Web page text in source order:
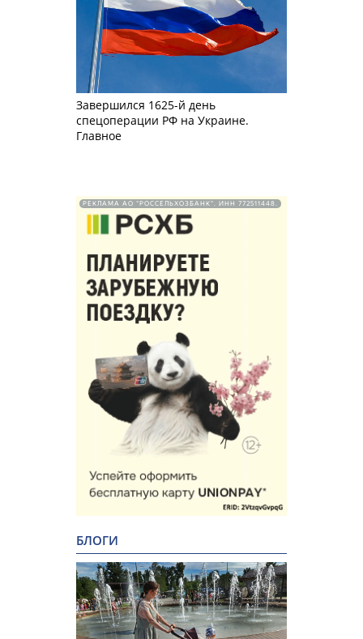
Завершился 1625-й день
спецоперации РФ на Украине.
Главное
РЕКЛАМА АО "РОССЕЛЬХОЗБАНК". ИНН 772511448.
БЛОГИ